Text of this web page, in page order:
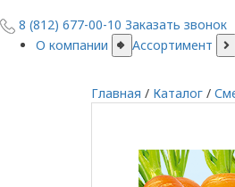
8 (812) 677-00-10 Заказать звонок
О компании
Ассортимент
Главная / Каталог /